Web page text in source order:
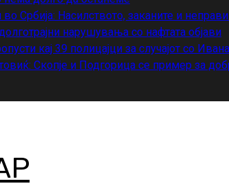
Србија: Насилството, заканите и
нарушувања со нафтата објави
кај 39 полицајци за случајот со
Скопје и Подгорица се пример за